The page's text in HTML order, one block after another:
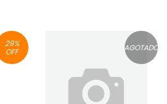
29%
OFF
AGOTADO